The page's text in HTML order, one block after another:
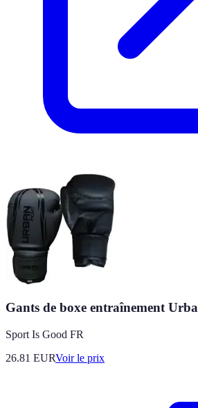
Gants de boxe entraînement
Sport Is Good FR
26.81 EURVoir le prix